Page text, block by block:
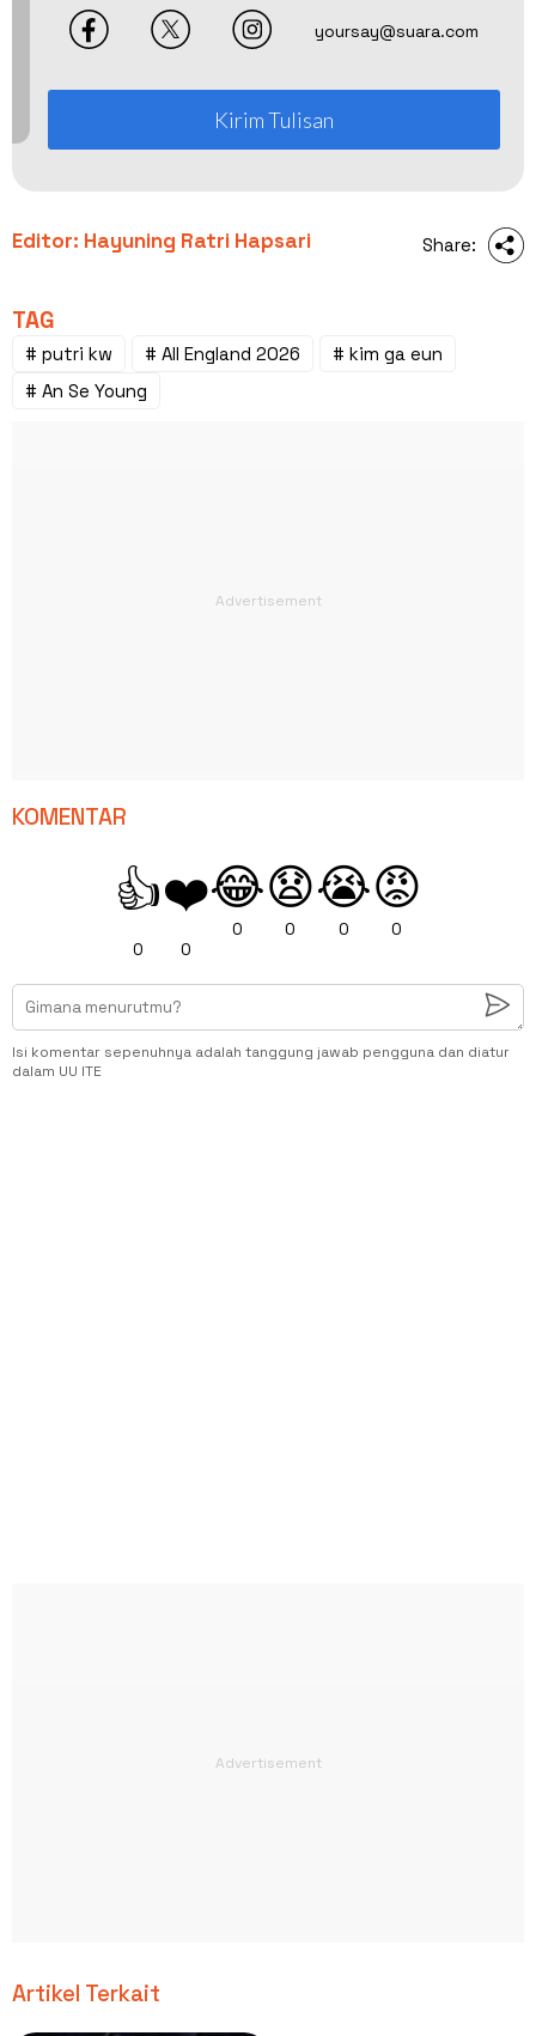
yoursay@suara.com
Kirim Tulisan
Editor: Hayuning Ratri Hapsari Share:
TAG
# putri kw # All England 2026
# kim ga eun
# An Se Young
KOMENTAR
👍
0
❤️
0
😂
0
😧
0
😭
0
😡
0
Isi komentar sepenuhnya adalah tanggung jawab pengguna dan diatur
dalam UU ITE
Artikel Terkait